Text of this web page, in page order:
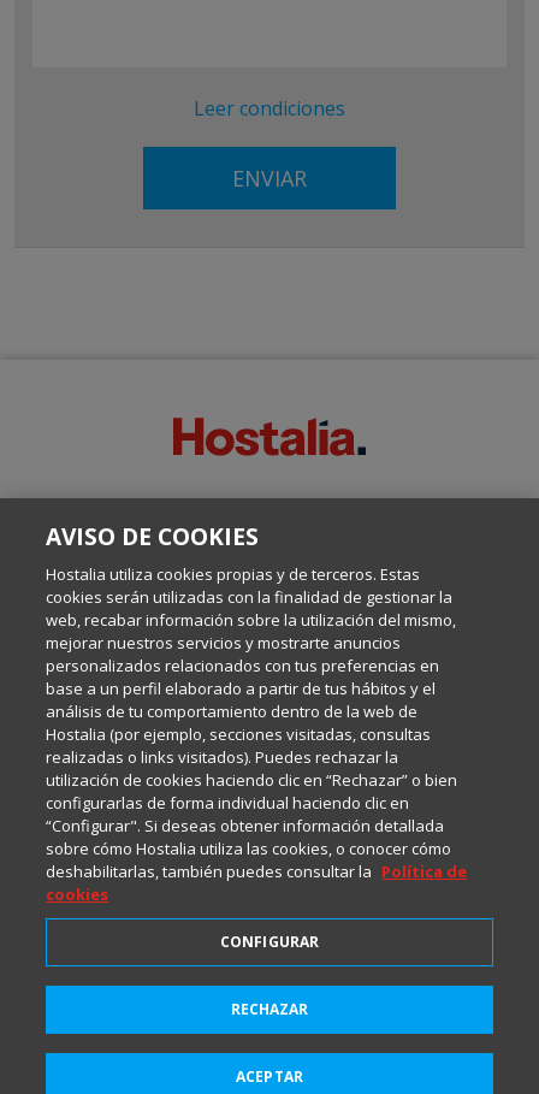
Leer condiciones
para mantenerte a la última
Suscribirme
Escrito por el equipo de Comunicación de Hostalia, dirigido por
Internet y Tecnología.
Política de privacidad
Política de cookies
Aviso legal
2001-2026 © Copyright
Todos los Derechos Reservados
AVISO DE COOKIES
Hostalia utiliza cookies propias y de terceros. Estas
cookies serán utilizadas con la finalidad de gestionar la
web, recabar información sobre la utilización del mismo,
mejorar nuestros servicios y mostrarte anuncios
personalizados relacionados con tus preferencias en
base a un perfil elaborado a partir de tus hábitos y el
análisis de tu comportamiento dentro de la web de
Hostalia (por ejemplo, secciones visitadas, consultas
realizadas o links visitados). Puedes rechazar la
utilización de cookies haciendo clic en “Rechazar” o bien
configurarlas de forma individual haciendo clic en
“Configurar". Si deseas obtener información detallada
sobre cómo Hostalia utiliza las cookies, o conocer cómo
deshabilitarlas, también puedes consultar la Política de
cookies
CONFIGURAR
RECHAZAR
ACEPTAR